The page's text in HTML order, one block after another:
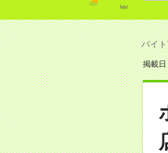
バイ
掲載日